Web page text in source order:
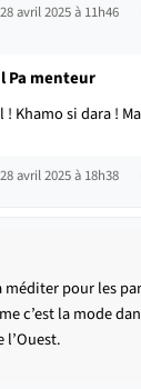
avril 2025 à 11h46
Pa menteur
! Khamo si dara !
avril 2025 à 18h38
méditer pour les
c’est la mode
l’Ouest.